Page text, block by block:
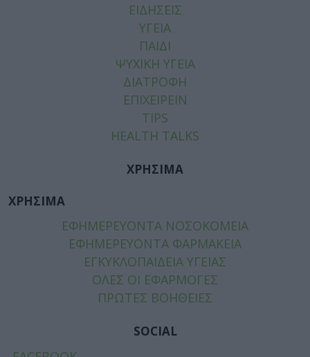
ΕΙΔΗΣΕΙΣ
ΥΓΕΙΑ
ΠΑΙΔΙ
ΨΥΧΙΚΗ ΥΓΕΙΑ
ΔΙΑΤΡΟΦΗ
ΕΠΙΧΕΙΡΕΙΝ
TIPS
HEALTH TALKS
ΧΡΗΣΙΜΑ
ΧΡΗΣΙΜΑ
ΕΦΗΜΕΡΕΥΟΝΤΑ ΝΟΣΟΚΟΜΕΙΑ
ΕΦΗΜΕΡΕΥΟΝΤΑ ΦΑΡΜΑΚΕΙΑ
ΕΓΚΥΚΛΟΠΑΙΔΕΙΑ ΥΓΕΙΑΣ
ΟΛΕΣ ΟΙ ΕΦΑΡΜΟΓΕΣ
ΠΡΩΤΕΣ ΒΟΗΘΕΙΕΣ
SOCIAL